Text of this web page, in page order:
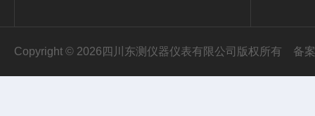
Copyright © 2026四川东测仪器仪表有限公司版权所有 备